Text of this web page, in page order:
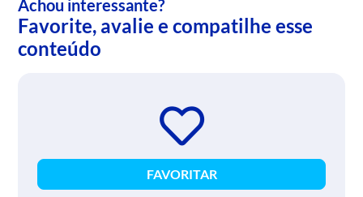
Achou interessante?
Favorite, avalie e compatilhe esse
conteúdo
FAVORITAR